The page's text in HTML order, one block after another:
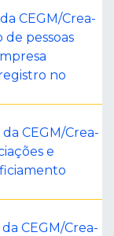
CEGM/Crea-
de pessoas
no
CEGM/Crea-
e
CEGM/Crea-